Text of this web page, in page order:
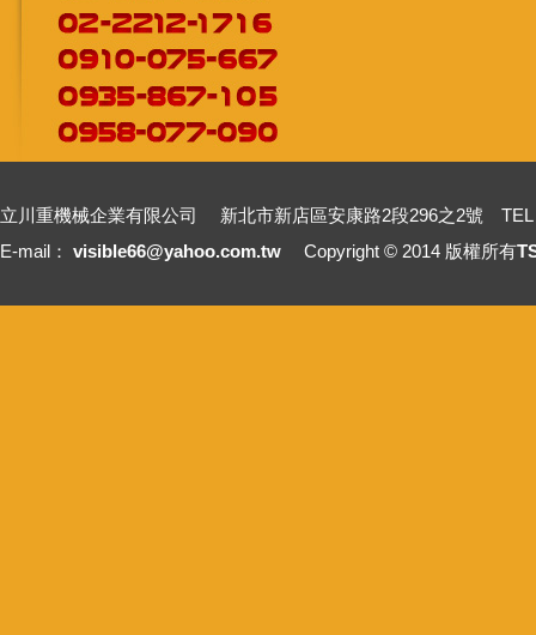
立川重機械企業有限公司 新北市新店區安康路2段296之2號 TEL
E-mail： visible66@yahoo.com.tw Copyright © 2014 版權所有